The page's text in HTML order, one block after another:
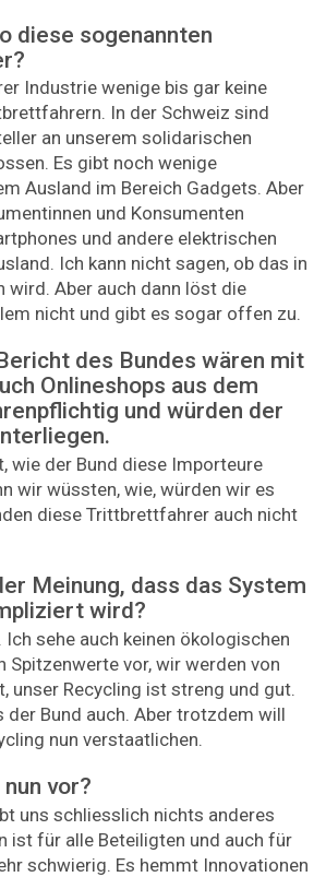
diese sogenannten
Industrie wenige bis gar keine
In der Schweiz sind
an unserem solidarischen
Es gibt noch wenige
Ausland im Bereich Gadgets. Aber
und Konsumenten
und andere elektrischen
Ich kann nicht sagen, ob das in
wird. Aber auch dann löst die
nicht und gibt es sogar offen zu.
des Bundes wären mit
Onlineshops aus dem
und würden der
wie der Bund diese Importeure
wir wüssten, wie, würden wir es
diese Trittbrettfahrer auch nicht
Meinung, dass das System
wird?
sehe auch keinen ökologischen
Spitzenwerte vor, wir werden von
unser Recycling ist streng und gut.
der Bund auch. Aber trotzdem will
nun verstaatlichen.
vor?
uns schliesslich nichts anderes
ist für alle Beteiligten und auch für
schwierig. Es hemmt Innovationen